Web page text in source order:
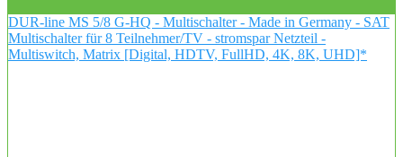
DUR-line MS 5/8 G-HQ - Multischalter - Made in Germany - SAT
Multischalter für 8 Teilnehmer/TV - stromspar Netzteil -
Multiswitch, Matrix [Digital, HDTV, FullHD, 4K, 8K, UHD]*